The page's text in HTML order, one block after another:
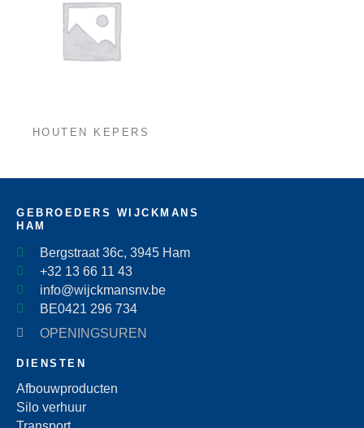
HOUTEN KEPERS
GEBROEDERS WIJCKMANS
HAM
Bergstraat 36c, 3945 Ham
+32 13 66 11 43
info@wijckmansnv.be
BE0421 296 734
OPENINGSUREN
DIENSTEN
Afbouwproducten
Silo verhuur